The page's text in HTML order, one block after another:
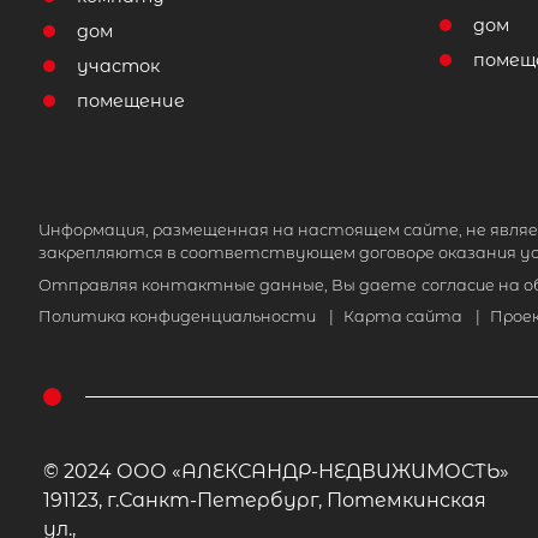
дом
участок
помещение
дом
Информация, размещенная на настоящем сайте, не
закрепляются в соответствующем договоре оказания
Отправляя контактные данные, Вы даете согласие на
Политика конфиденциальности
| Карта сайта |
© 2024 ООО «АЛЕКСАНДР-НЕДВИЖИМОСТЬ»
191123, г.Санкт-Петербург, Потемкинская
ул.,